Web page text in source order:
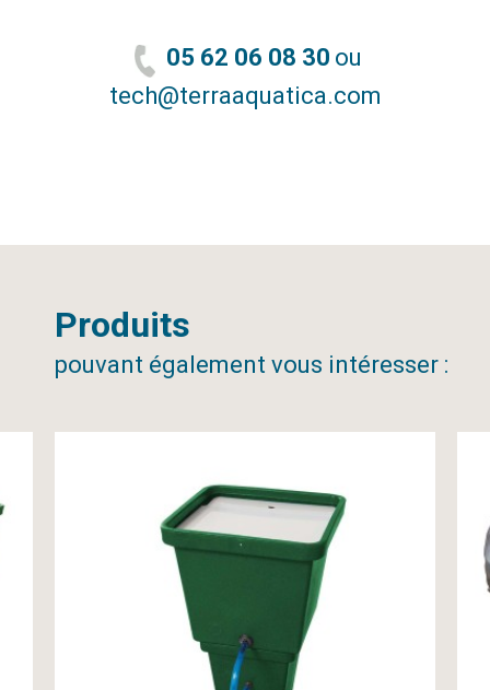
05 62 06 08 30 ou
tech@terraaquatica.com
Produits
pouvant également vous intéresser :